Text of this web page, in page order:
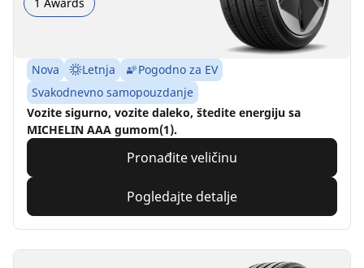
Nova Letnja
Pogodno za EV
Svakodnevno samopouzdanje
Vozite sigurno, vozite daleko, štedite energiju sa
MICHELIN AAA gumom(1).
Pronađite veličinu
Pogledajte detalje